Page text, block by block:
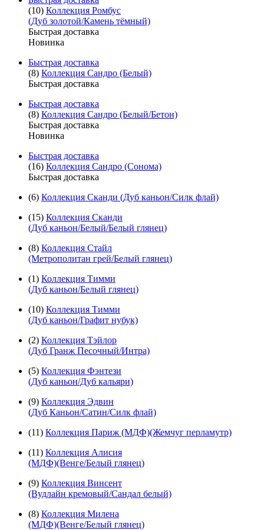
(10) Коллекция Ромбус
(Дуб золотой/Камень тёмный)
Быстрая доставка
Новинка
Быстрая доставка
(8) Коллекция Сандро (Белый)
Быстрая доставка
Быстрая доставка
(8) Коллекция Сандро (Белый/Бетон)
Быстрая доставка
Новинка
Быстрая доставка
(16) Коллекция Сандро (Сонома)
Быстрая доставка
(6) Коллекция Сканди (Дуб каньон/Силк флай)
(15) Коллекция Сканди
(Дуб каньон/Белый/Белый глянец)
(8) Коллекция Стайл
(Метрополитан грей/Белый глянец)
(1) Коллекция Тимми
(Дуб каньон/Белый глянец)
(10) Коллекция Тимми
(Дуб каньон/Графит нубук)
(2) Коллекция Тэйлор
(Дуб Гранж Песочный/Интра)
(5) Коллекция Фэнтези
(Дуб каньон/Дуб кальяри)
(9) Коллекция Эдвин
(Дуб Каньон/Сатин/Силк флай)
(11) Коллекция Париж (МДФ)(Жемчуг перламутр)
(11) Коллекция Алисия
(МДФ)(Венге/Белый глянец)
(9) Коллекция Винсент
(Вудлайн кремовый/Сандал белый)
(8) Коллекция Милена
(МДФ)(Венге/Белый глянец)